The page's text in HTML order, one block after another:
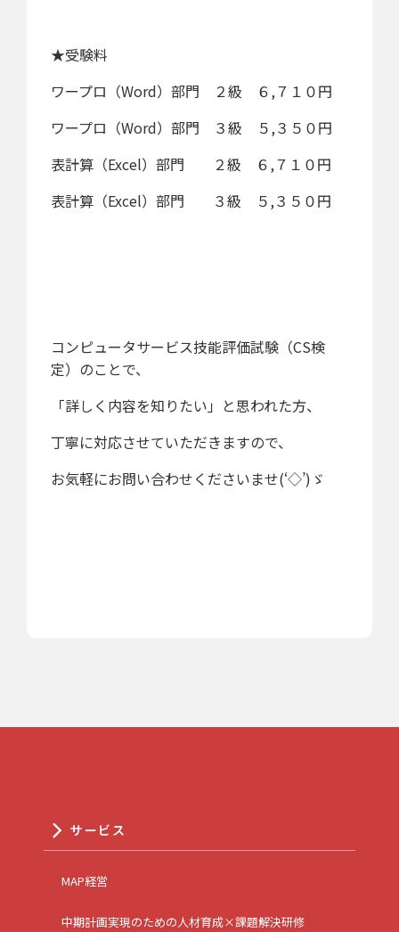
★受験料
ワープロ（Word）部門 ２級 ６,７１０円
ワープロ（Word）部門 ３級 ５,３５０円
表計算（Excel）部門 ２級 ６,７１０円
表計算（Excel）部門 ３級 ５,３５０円
コンピュータサービス技能評価試験（CS検
定）のことで、
「詳しく内容を知りたい」と思われた方、
丁寧に対応させていただきますので、
お気軽にお問い合わせくださいませ(‘◇’)ゞ
サービス
MAP経営
中期計画実現のための人材育成×課題解決研修